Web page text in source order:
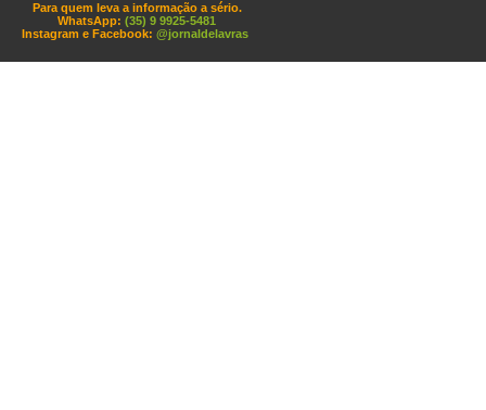
Para quem leva a informação a sério.
WhatsApp: (35) 9 9925-5481
Instagram e Facebook: @jornaldelavras